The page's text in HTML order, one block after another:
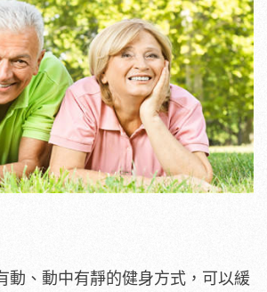
動、動中有靜的健身方式，可以緩